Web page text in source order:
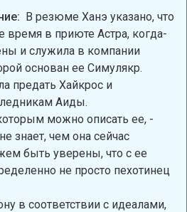
В резюме Ханэ указано, что
время в приюте Астра, когда-
и служила в компании
основан ее Симулякр.
предать Хайкрос и
Аиды.
можно описать ее, -
знает, чем она сейчас
быть уверены, что с ее
не просто пехотинец
в соответствии с идеалами,